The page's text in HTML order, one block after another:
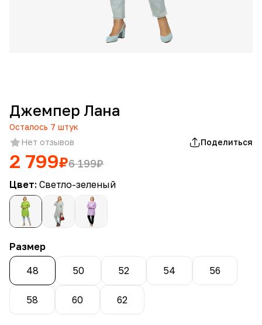
Джемпер Лана
Осталось 7 штук
Нет отзывов
Поделиться
2 799₽6 199₽
Цвет: Светло-зеленый
Размер
48 50 52 54 56
58 60 62